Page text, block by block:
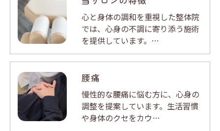
心と身体の調和を重視した整体院
では、心身の不調に寄り添う施術
を提供しています。…
腰痛
慢性的な腰痛に悩む方に、心身の
調整を提案しています。生活習慣
や身体のクセをカウ…